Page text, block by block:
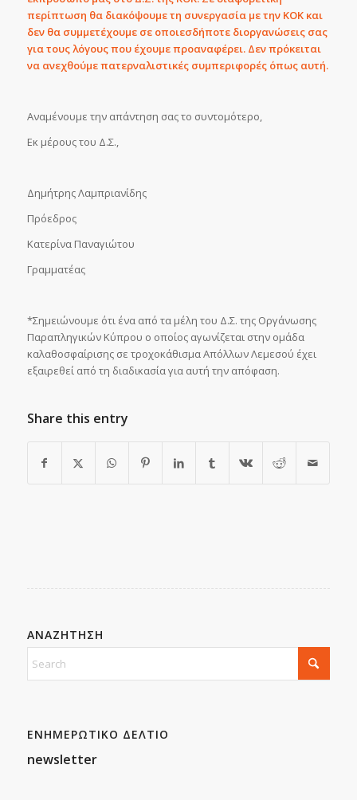
περίπτωση θα διακόψουμε τη συνεργασία με την ΚΟΚ και
δεν θα συμμετέχουμε σε οποιεσδήποτε διοργανώσεις σας
για τους λόγους που έχουμε προαναφέρει. Δεν πρόκειται
να ανεχθούμε πατερναλιστικές συμπεριφορές όπως αυτή.
Αναμένουμε την απάντηση σας το συντομότερο,
Εκ μέρους του Δ.Σ.,
Δημήτρης Λαμπριανίδης
Πρόεδρος
Κατερίνα Παναγιώτου
Γραμματέας
*Σημειώνουμε ότι ένα από τα μέλη του Δ.Σ. της Οργάνωσης
Παραπληγικών Κύπρου ο οποίος αγωνίζεται στην ομάδα
καλαθοσφαίρισης σε τροχοκάθισμα Απόλλων Λεμεσού έχει
εξαιρεθεί από τη διαδικασία για αυτή την απόφαση.
Share this entry
ΑΝΑΖΗΤΗΣΗ
ΕΝΗΜΕΡΩΤΙΚΟ ΔΕΛΤΙΟ
newsletter